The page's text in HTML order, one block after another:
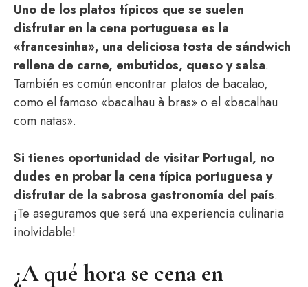
Uno de los platos típicos que se suelen
disfrutar en la cena portuguesa es la
«francesinha», una deliciosa tosta de sándwich
rellena de carne, embutidos, queso y salsa.
También es común encontrar platos de bacalao,
como el famoso «bacalhau à bras» o el «bacalhau
com natas».
Si tienes oportunidad de visitar Portugal, no
dudes en probar la cena típica portuguesa y
disfrutar de la sabrosa gastronomía del país.
¡Te aseguramos que será una experiencia culinaria
inolvidable!
¿A qué hora se cena en